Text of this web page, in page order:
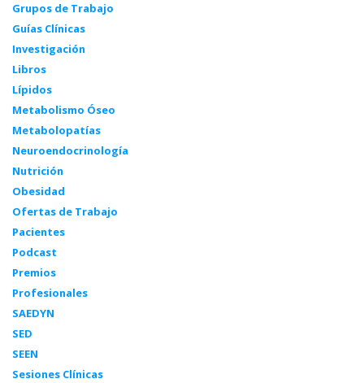
Grupos de Trabajo
Guías Clínicas
Investigación
Libros
Lípidos
Metabolismo Óseo
Metabolopatías
Neuroendocrinología
Nutrición
Obesidad
Ofertas de Trabajo
Pacientes
Podcast
Premios
Profesionales
SAEDYN
SED
SEEN
Sesiones Clínicas